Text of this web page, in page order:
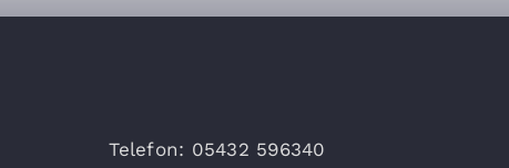
Telefon: 05432 596340